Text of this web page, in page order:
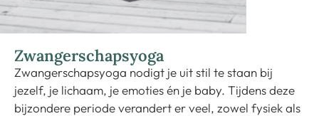
Zwangerschapsyoga
Zwangerschapsyoga nodigt je uit stil te staan bij
jezelf, je lichaam, je emoties én je baby. Tijdens deze
bijzondere periode verandert er veel, zowel fysiek als